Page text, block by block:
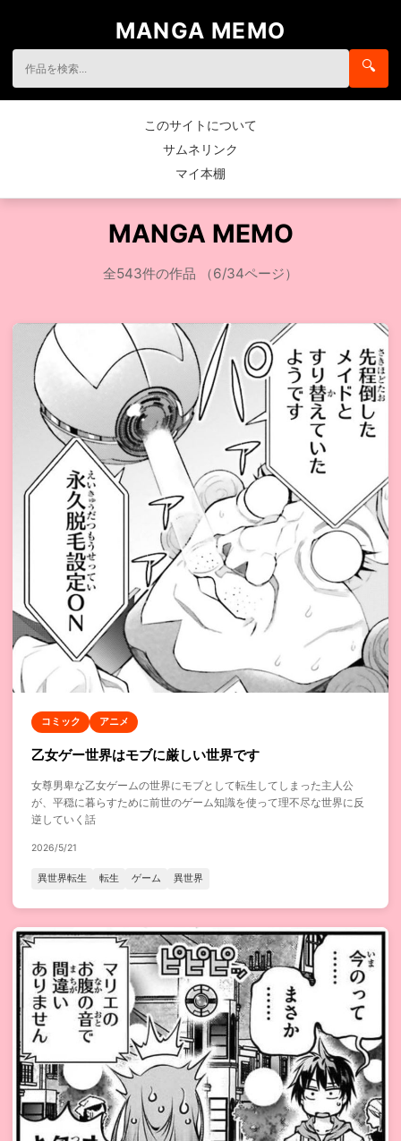
MANGA MEMO
🔍
このサイトについて
サムネリンク
マイ本棚
MANGA MEMO
全543件の作品 （6/34ページ）
コミック アニメ
乙女ゲー世界はモブに厳しい世界です
女尊男卑な乙女ゲームの世界にモブとして転生してしまった主人公
が、平穏に暮らすために前世のゲーム知識を使って理不尽な世界に反
逆していく話
2026/5/21
異世界転生 転生 ゲーム 異世界